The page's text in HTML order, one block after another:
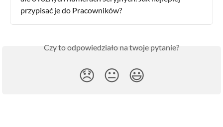
przypisać je do Pracowników?
Czy to odpowiedziało na twoje pytanie?
😞 😐 😃